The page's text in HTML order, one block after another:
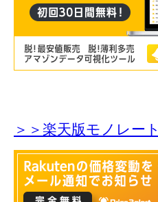
＞＞楽天版モノレー